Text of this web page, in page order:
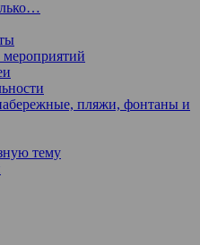
пляжи, фонтаны и
тему